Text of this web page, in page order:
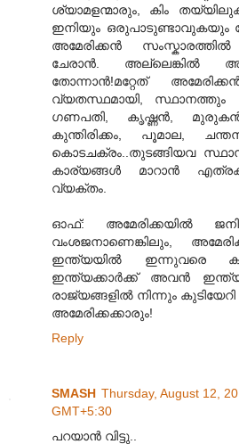
ശ്യാമളന്മാരും, കിം
ഇനിയും ഒരുപാടുണ്ടാവുകയും
അമേരിക്കന്‍
ചേരാന്‍. അല്ലെങ്കില്‍
തോന്നാന്‍!മറ്റേത്
വ്യതസ്ഥമായി, സ്ഥാനത്തും
ഗണപതി, കൃഷ്ണന്‍,
കുന്തിരിക്കം, പൂമാല,
കൊടചക്രം..തുടങ്ങിയവ
കാര്യങ്ങള്‍ മാറാന്‍
വ്യക്തം.
ഓഫ്: അമേരിക്കയില്‍
വംശജനാണെങ്കിലും,
ഇന്ത്യയില്‍ ഇന്നുവരെ
ഇന്ത്യക്കാര്‍ക്ക് അവന്‍
രാജ്യങ്ങളില്‍ നിന്നും
അമേരിക്കക്കാരും!
Reply
SMASH Thursday, August 12,
GMT+5:30
പറയാന്‍ വിട്ടു..